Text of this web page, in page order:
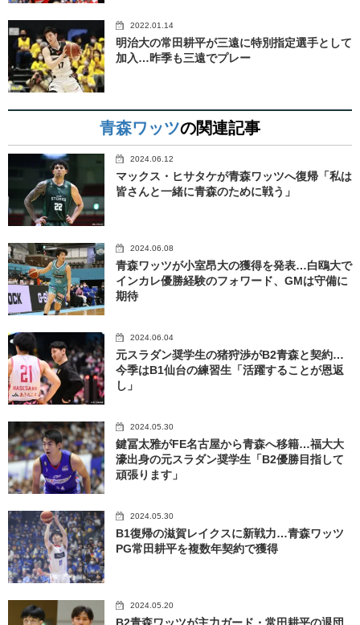
2022.01.14
明治大の常田耕平が三遠に特別指定選手として
加入…昨季も三遠でプレー
青森ワッツの関連記事
2024.06.12
マックス・ヒサタケが青森ワッツへ復帰「私は
皆さんと一緒に青森のために戦う」
2024.06.08
青森ワッツが小室昂大の獲得を発表…白鴎大で
インカレ優勝経験のフォワード、GMは守備に
期待
2024.06.04
元スラダン奨学生の猪狩渉がB2青森と契約…
今季はB1仙台の練習生「活躍することが恩返
し」
2024.05.30
鍵冨太雅がFE名古屋から青森へ移籍…福大大
濠出身の元スラダン奨学生「B2優勝目指して
頑張ります」
2024.05.30
B1復帰の滋賀レイクスに新戦力…青森ワッツ
PG常田耕平を複数年契約で獲得
2024.05.20